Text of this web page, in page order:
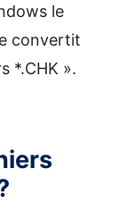
le
convertit
*.CHK ».